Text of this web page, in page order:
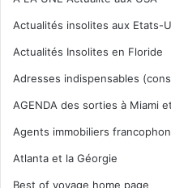
Actualités insolites aux Etats-
Actualités Insolites en Floride
Adresses indispensables
AGENDA des sorties à Miami
Agents immobiliers
Atlanta et la Géorgie
Best of voyage home page